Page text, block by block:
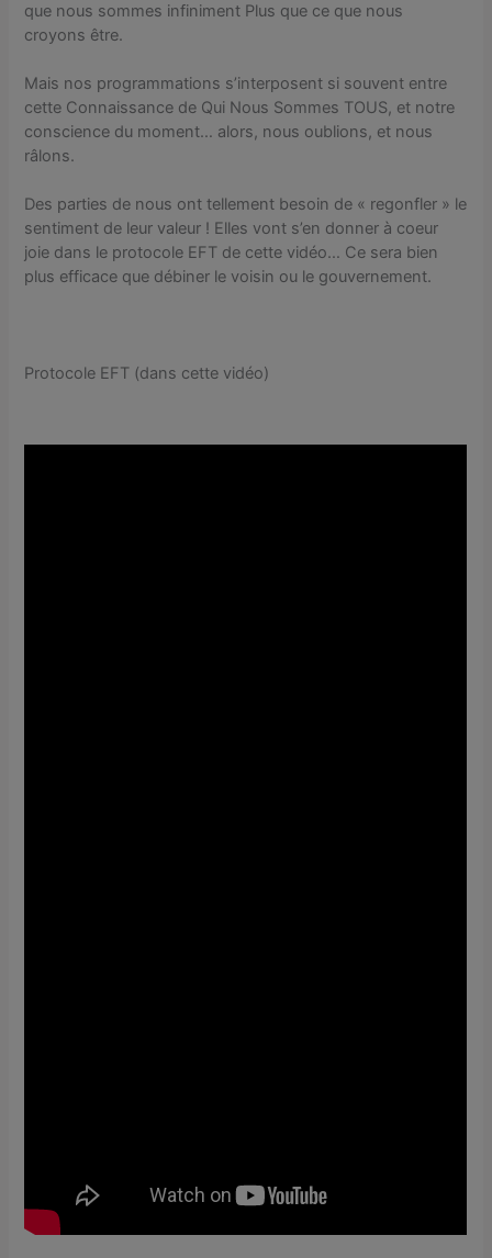
que nous sommes infiniment Plus que ce que nous
croyons être.
Mais nos programmations s’interposent si souvent entre
cette Connaissance de Qui Nous Sommes TOUS, et notre
conscience du moment… alors, nous oublions, et nous
râlons.
Des parties de nous ont tellement besoin de « regonfler » le
sentiment de leur valeur ! Elles vont s’en donner à coeur
joie dans le protocole EFT de cette vidéo… Ce sera bien
plus efficace que débiner le voisin ou le gouvernement.
Protocole EFT (dans cette vidéo)